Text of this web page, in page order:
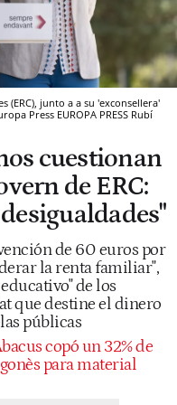
(ERC), junto a a su 'exconsellera'
Press EUROPA PRESS Rubí
cuestionan
de ERC:
de 60 euros por
la renta familiar",
de los
que destine el dinero
públicas
copó un 32% de
para material